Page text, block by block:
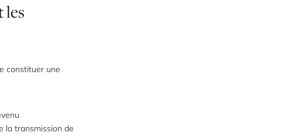
les
constituer une
la transmission de